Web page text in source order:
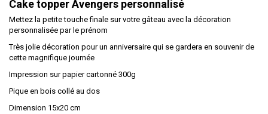
Cake topper Avengers personnalisé
Mettez la petite touche finale sur votre gâteau avec la décoration
personnalisée par le prénom
Très jolie décoration pour un anniversaire qui se gardera en souvenir de
cette magnifique journée
Impression sur papier cartonné 300g
Pique en bois collé au dos
Dimension 15x20 cm